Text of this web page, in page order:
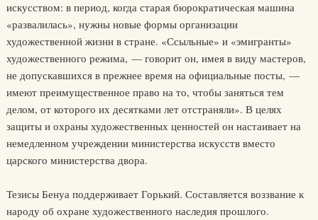
искусством: в период, когда старая бюрократическая машина
«развалилась», нужны новые формы организации
художественной жизни в стране. «Ссыльные» и «эмигранты»
художественного режима, — говорит он, имея в виду мастеров,
не допускавшихся в прежнее время на официальные посты, —
имеют преимущественное право на то, чтобы заняться тем
делом, от которого их десятками лет отстраняли». В целях
защиты и охраны художественных ценностей он настаивает на
немедленном учреждении министерства искусств вместо
царского министерства двора.
Тезисы Бенуа поддерживает Горький. Составляется воззвание к
народу об охране художественного наследия прошлого.